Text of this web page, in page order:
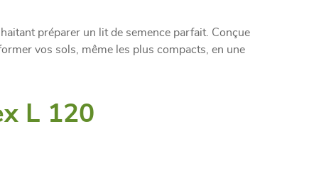
préparer un lit de semence parfait. Conçue
vos sols, même les plus compacts, en une
L 120